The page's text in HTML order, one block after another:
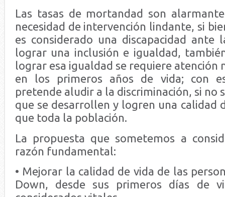
Las tasas de mortandad son
necesidad de intervención lindante, si
es considerado una discapacidad ante
lograr una inclusión e igualdad,
lograr esa igualdad se requiere atención
en los primeros años de vida; con
pretende aludir a la discriminación, si no
que se desarrollen y logren una calidad
que toda la población.
La propuesta que sometemos a
razón fundamental:
• Mejorar la calidad de vida de las
Down, desde sus primeros días de